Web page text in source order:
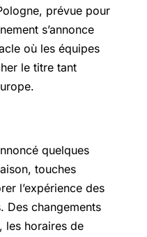
prévue pour
s’annonce
où les équipes
le titre tant
quelques
touches
l’expérience des
Des changements
les horaires de